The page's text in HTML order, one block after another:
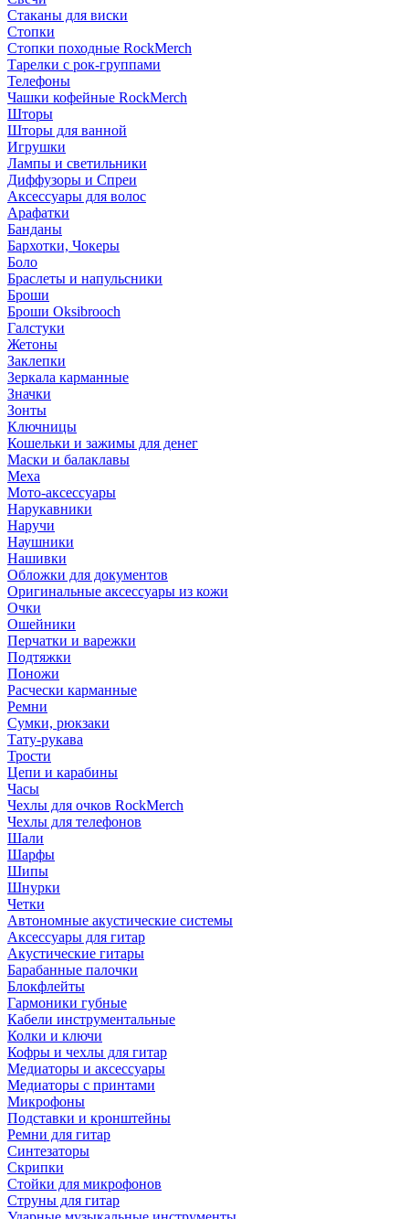
Стаканы для виски
Стопки
Стопки походные RockMerch
Тарелки с рок-группами
Телефоны
Чашки кофейные RockMerch
Шторы
Шторы для ванной
Игрушки
Лампы и светильники
Диффузоры и Спреи
Аксессуары для волос
Арафатки
Банданы
Бархотки, Чокеры
Боло
Браслеты и напульсники
Броши
Броши Oksibrooch
Галстуки
Жетоны
Заклепки
Зеркала карманные
Значки
Зонты
Ключницы
Кошельки и зажимы для денег
Маски и балаклавы
Меха
Мото-аксессуары
Нарукавники
Наручи
Наушники
Нашивки
Обложки для документов
Оригинальные аксессуары из кожи
Очки
Ошейники
Перчатки и варежки
Подтяжки
Поножи
Расчески карманные
Ремни
Сумки, рюкзаки
Тату-рукава
Трости
Цепи и карабины
Часы
Чехлы для очков RockMerch
Чехлы для телефонов
Шали
Шарфы
Шипы
Шнурки
Четки
Автономные акустические системы
Аксессуары для гитар
Акустические гитары
Барабанные палочки
Блокфлейты
Гармоники губные
Кабели инструментальные
Колки и ключи
Кофры и чехлы для гитар
Медиаторы и аксессуары
Медиаторы с принтами
Микрофоны
Подставки и кронштейны
Ремни для гитар
Синтезаторы
Скрипки
Стойки для микрофонов
Струны для гитар